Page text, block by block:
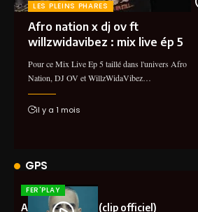
LES PLEINS PHARES
Afro nation x dj ov ft
willzwidavibez : mix live ép 5
Pour ce Mix Live Ep 5 taillé dans l'univers Afro
Nation, DJ OV et WillzWidaVibez…
il y a 1 mois
GPS
FER'PLAY
Aketo – Khalota (clip officiel)